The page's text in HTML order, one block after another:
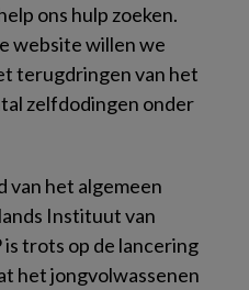
ons hulp zoeken.
website willen we
terugdringen van het
zelfdodingen onder
van het algemeen
Instituut van
trots op de lancering
het jongvolwassenen